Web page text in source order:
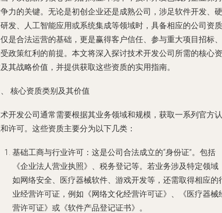
力的关键。无论是初创企业还是成熟公司，涉足软件开发、硬
发、人工智能应用或系统集成等领域时，具备相应的公司资质
是合法运营的基础，更是赢得客户信任、参与重大项目招标、
政策红利的前提。本文将深入探讨技术开发公司所需的核心资
其战略价值，并提供获取这些资质的实用指南。
核心资质类别及其价值
开发公司通常需要根据其业务领域和规模，获取一系列官方认
许可。这些资质主要分为以下几类：
基础工商与行业许可 ：这是公司合法成立的“身份证”。包括
《企业法人营业执照》、税务登记等。若业务涉及特定领域
如网络安全、医疗器械软件、游戏开发等，还需取得相应的
业经营许可证 ，例如《网络文化经营许可证》、《医疗器械
营许可证》或《软件产品登记证书》。